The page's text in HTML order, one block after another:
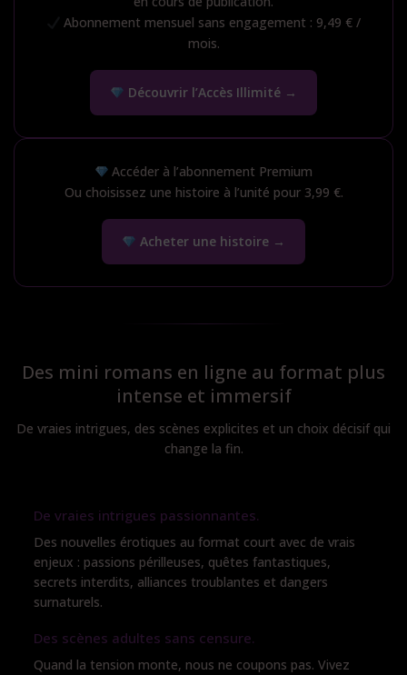
Abonnement mensuel sans engagement : 9,49 € /
mois.
Découvrir l’Accès Illimité →
Accéder à l’abonnement Premium
Ou choisissez une histoire à l’unité pour 3,99 €.
Acheter une histoire →
Des mini romans en ligne au format plus
intense et immersif
De vraies intrigues, des scènes explicites et un choix décisif qui
change la fin.
De vraies intrigues passionnantes.
Des nouvelles érotiques au format court avec de vrais
enjeux : passions périlleuses, quêtes fantastiques,
secrets interdits, alliances troublantes et dangers
surnaturels.
Des scènes adultes sans censure.
Quand la tension monte, nous ne coupons pas. Vivez